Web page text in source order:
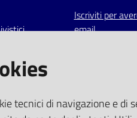
fax
Iscriviti per
email
tecnici di navigazione e